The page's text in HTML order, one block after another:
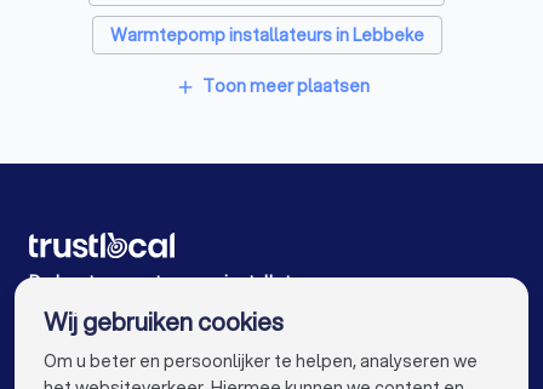
Warmtepomp installateurs in Lebbeke
Warmtepomp installateurs in Buggenhout
Warmtepomp installateurs in Denderleeuw Welle
Warmtepomp installateurs in Grimbergen
Warmtepomp installateurs in Antwerpen
Warmtepomp installateurs in Gent
add Toon meer plaatsen
De beste warmtepomp installateurs voor u
Wij gebruiken cookies
Om u beter en persoonlijker te helpen, analyseren we